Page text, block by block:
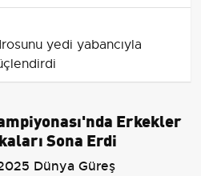
yedi yabancıyla
Erkekler
Sona Erdi
Dünya Güreş